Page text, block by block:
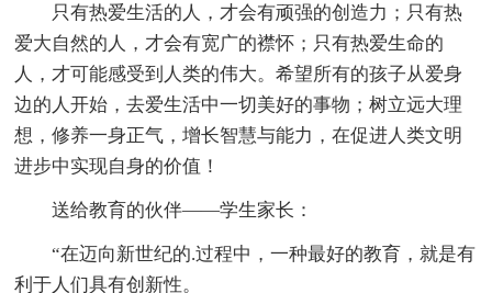
只有热爱生活的人，才会有顽强的创造力；只有热
爱大自然的人，才会有宽广的襟怀；只有热爱生命的
人，才可能感受到人类的伟大。希望所有的孩子从爱身
边的人开始，去爱生活中一切美好的事物；树立远大理
想，修养一身正气，增长智慧与能力，在促进人类文明
进步中实现自身的价值！
送给教育的伙伴——学生家长：
“在迈向新世纪的.过程中，一种最好的教育，就是有
利于人们具有创新性。